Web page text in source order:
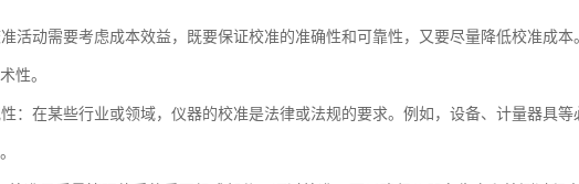
活动需要考虑成本效益，既要保证校准的准确性和可靠性，又要尽量降低校准成
性。
：在某些行业或领域，仪器的校准是法律或法规的要求。例如，设备、计量器具